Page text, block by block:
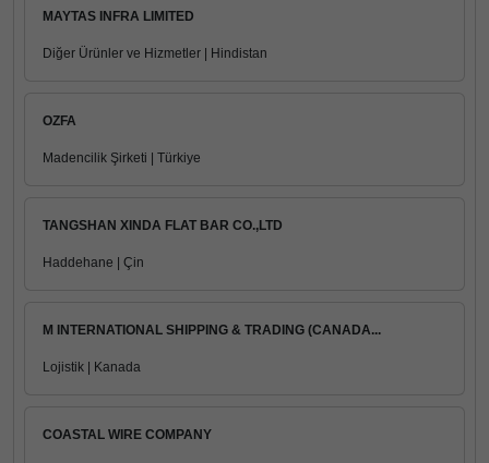
MAYTAS INFRA LIMITED
Diğer Ürünler ve Hizmetler | Hindistan
OZFA
Madencilik Şirketi | Türkiye
TANGSHAN XINDA FLAT BAR CO.,LTD
Haddehane | Çin
M INTERNATIONAL SHIPPING & TRADING (CANADA...
Lojistik | Kanada
COASTAL WIRE COMPANY